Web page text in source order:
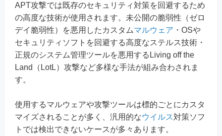
APT攻撃では既存のセキュリティ対策を回避するため
の高度な技術が使用されます。未公開の脆弱性（ゼロ
デイ脆弱性）を悪用したカスタムマルウェア ・OSや
セキュリティソフトを回避する高度なステルス技術・
正規のシステム管理ツールを悪用するLiving off the
Land（LotL）攻撃など多様な手法が組み合わされま
す。
使用するマルウェアや攻撃ツールは標的ごとにカスタ
マイズされることが多く、汎用的なウイルス対策ソフ
トでは検出できないケースが多々あります。